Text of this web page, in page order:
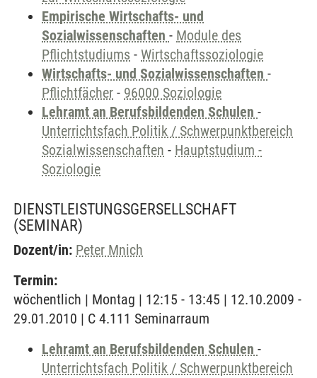
Empirische Wirtschafts- und
Sozialwissenschaften - Module des
Pflichtstudiums - Wirtschaftssoziologie
Wirtschafts- und Sozialwissenschaften -
Pflichtfächer - 96000 Soziologie
Lehramt an Berufsbildenden Schulen -
Unterrichtsfach Politik / Schwerpunktbereich
Sozialwissenschaften - Hauptstudium -
Soziologie
DIENSTLEISTUNGSGERSELLSCHAFT
(SEMINAR)
Dozent/in: Peter Mnich
Termin:
wöchentlich | Montag | 12:15 - 13:45 | 12.10.2009 -
29.01.2010 | C 4.111 Seminarraum
Lehramt an Berufsbildenden Schulen -
Unterrichtsfach Politik / Schwerpunktbereich